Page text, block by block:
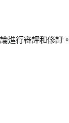
進行審評和修訂。